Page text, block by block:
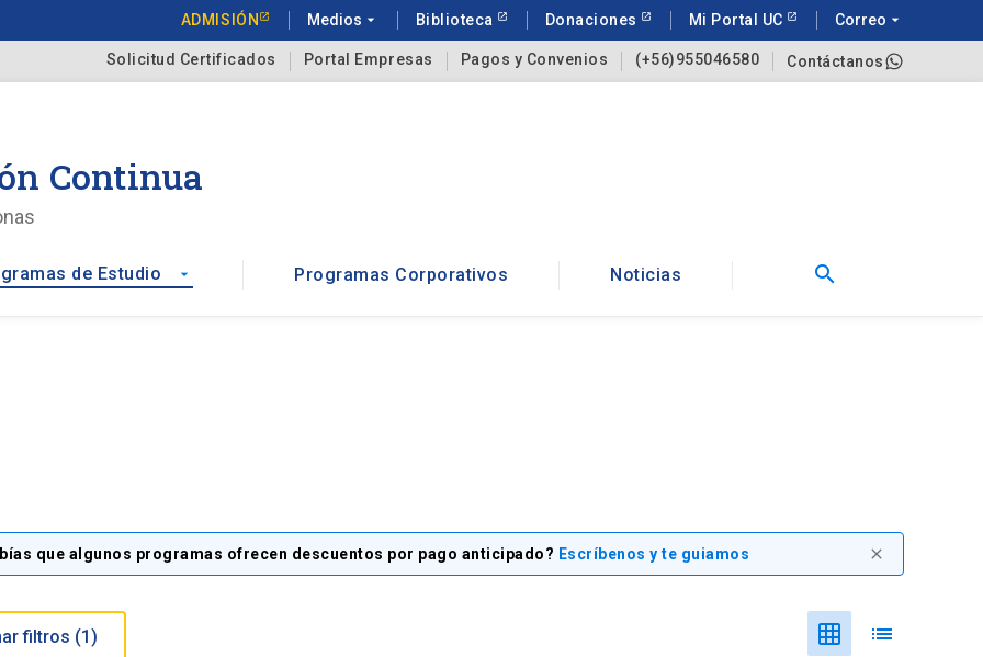
ADMISIÓN Medios arrow_drop_down Biblioteca Donaciones Mi Portal UC Correo arrow_drop_down
Solicitud Certificados Portal Empresas Pagos y Convenios (+56)955046580 Contáctanos
Continua
de Estudio arrow_drop_down Programas Corporativos Noticias search
que algunos programas ofrecen descuentos por pago anticipado? Escríbenos y te guiamos close
Eliminar filtros (1) grid_on list